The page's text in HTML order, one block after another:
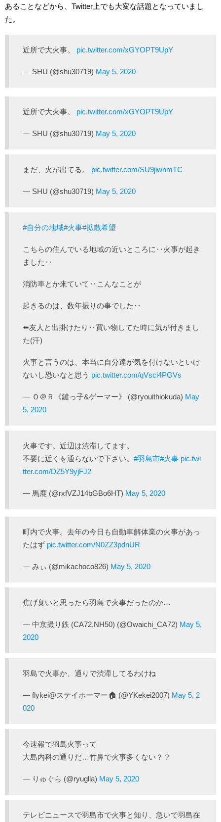
あることなどから、Twitter上でも大変な話題となっていまし
た。
近所で大火事。 pic.twitter.com/xGYOPT9UpY
— SHU (@shu30719) May 5, 2020
近所で大火事。 pic.twitter.com/xGYOPT9UpY
— SHU (@shu30719) May 5, 2020
まだ、火が出てる。 pic.twitter.com/SU9jiwnmTC
— SHU (@shu30719) May 5, 2020
#自分の地域#火事#拡散希望
こちらの住んでいる地域の近いところに‥火事が起き
ました‥
消防車とか来ていて‥こんなことが
起きるのは、数年振りの事でした‥
⬅️友人と出掛けたり‥買い物してた時に気が付きまし
た(汗)
火事と言うのは、本当に自分達が気を付けないといけ
ないし恐いなと思う pic.twitter.com/qVsci4PGVs
— Ｏ＠Ｒ《鍵っ子&ゲーマー》 (@ryouithiokuda) May
5, 2020
火事です。近辺は渋滞してます。
不要に近くを通らないで下さい。 #羽島市#火事 pic.twi
tter.com/DZ5Y9yjFJ2
— 馬鹿 (@rxfVZJ14bGBo6HT) May 5, 2020
町内で火事。去年の今日も自動車解体業の火事があっ
たはず pic.twitter.com/N0ZZ3pdnUR
— みぃ (@mikachoco826) May 5, 2020
焦げ臭いと思ったら羽島で火事だったのか…
— 中京撮り鉄 (CA72,NH50) (@Owaichi_CA72) May 5,
2020
羽島で火事か、通りで渋滞してるわけね
— flykei@ステイホーマー🏠 (@YKekei2007) May 5, 2
020
今速報で羽島火事って
大島内科の通りだ…竹鼻で火事多くない？？
— りゅぐら (@ryuglla) May 5, 2020
テレビニュースで羽島市で火事と知り、急いで羽島在